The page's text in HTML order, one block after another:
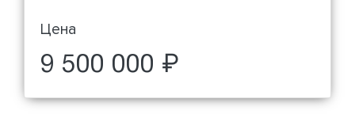
Цена
9 500 000 ₽